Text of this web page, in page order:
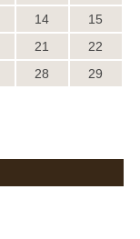
14
15
21
22
28
29